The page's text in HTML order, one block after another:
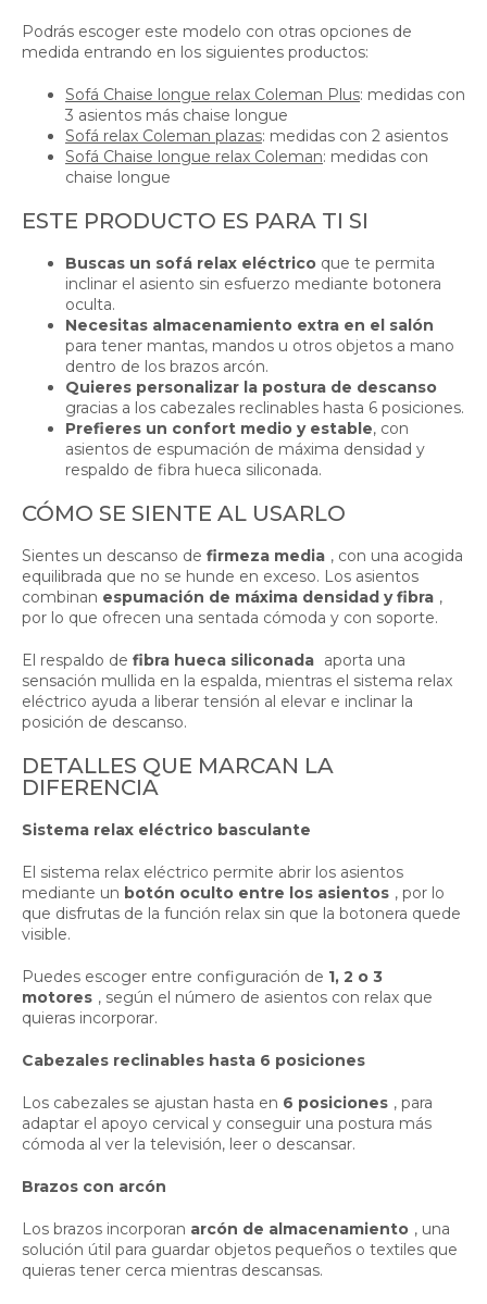
Podrás escoger este modelo con otras opciones de
medida entrando en los siguientes productos:
Sofá Chaise longue relax Coleman Plus: medidas con
3 asientos más chaise longue
Sofá relax Coleman plazas: medidas con 2 asientos
Sofá Chaise longue relax Coleman: medidas con
chaise longue
ESTE PRODUCTO ES PARA TI SI
Buscas un sofá relax eléctrico que te permita
inclinar el asiento sin esfuerzo mediante botonera
oculta.
Necesitas almacenamiento extra en el salón
para tener mantas, mandos u otros objetos a mano
dentro de los brazos arcón.
Quieres personalizar la postura de descanso
gracias a los cabezales reclinables hasta 6 posiciones.
Prefieres un confort medio y estable, con
asientos de espumación de máxima densidad y
respaldo de fibra hueca siliconada.
CÓMO SE SIENTE AL USARLO
Sientes un descanso de firmeza media , con una acogida
equilibrada que no se hunde en exceso. Los asientos
combinan espumación de máxima densidad y fibra ,
por lo que ofrecen una sentada cómoda y con soporte.
El respaldo de fibra hueca siliconada aporta una
sensación mullida en la espalda, mientras el sistema relax
eléctrico ayuda a liberar tensión al elevar e inclinar la
posición de descanso.
DETALLES QUE MARCAN LA
DIFERENCIA
Sistema relax eléctrico basculante
El sistema relax eléctrico permite abrir los asientos
mediante un botón oculto entre los asientos , por lo
que disfrutas de la función relax sin que la botonera quede
visible.
Puedes escoger entre configuración de 1, 2 o 3
motores , según el número de asientos con relax que
quieras incorporar.
Cabezales reclinables hasta 6 posiciones
Los cabezales se ajustan hasta en 6 posiciones , para
adaptar el apoyo cervical y conseguir una postura más
cómoda al ver la televisión, leer o descansar.
Brazos con arcón
Los brazos incorporan arcón de almacenamiento , una
solución útil para guardar objetos pequeños o textiles que
quieras tener cerca mientras descansas.